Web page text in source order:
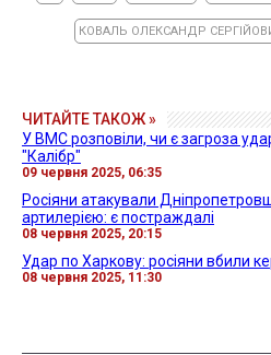
КОВАЛЬ ОЛЕКСАНДР
ЧИТАЙТЕ ТАКОЖ »
У ВМС розповіли, чи є загроза
"Калібр"
09 червня 2025, 06:35
Росіяни атакували
артилерією: є постраждалі
08 червня 2025, 20:15
Удар по Харкову: росіяни вбили
08 червня 2025, 11:30